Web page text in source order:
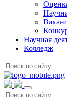
Научная
Колледж